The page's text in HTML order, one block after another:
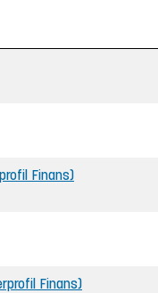
Finans)
Finans)